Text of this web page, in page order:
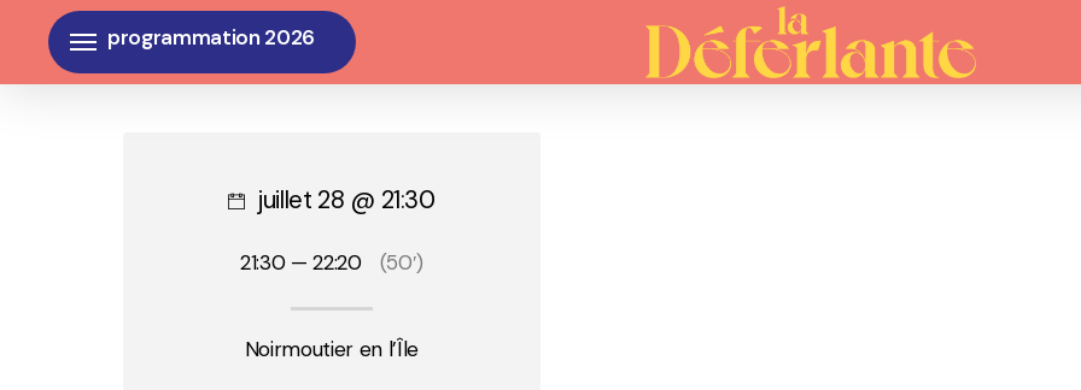
main
Menu
juillet 28 @ 21:30
21:30 — 22:20 (50′)
Noirmoutier en l’Île